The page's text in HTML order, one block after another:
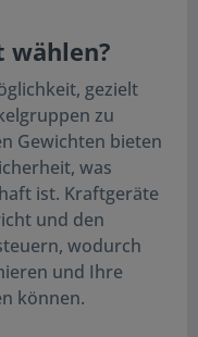
wählen?
gezielt
zu
Gewichten bieten
was
ist. Kraftgeräte
und den
wodurch
und Ihre
können.